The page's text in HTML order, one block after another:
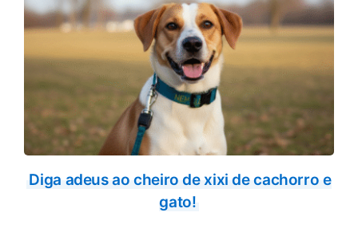
Diga adeus ao cheiro de xixi de cachorro e
gato!